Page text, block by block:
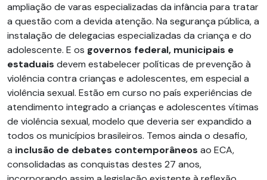
ampliação de varas especializadas da infância para tratar
a questão com a devida atenção. Na segurança pública, a
instalação de delegacias especializadas da criança e do
adolescente. E os governos federal, municipais e
estaduais devem estabelecer políticas de prevenção à
violência contra crianças e adolescentes, em especial a
violência sexual. Estão em curso no país experiências de
atendimento integrado a crianças e adolescentes vítimas
de violência sexual, modelo que deveria ser expandido a
todos os municípios brasileiros. Temos ainda o desafio,
a inclusão de debates contemporâneos ao ECA,
consolidadas as conquistas destes 27 anos,